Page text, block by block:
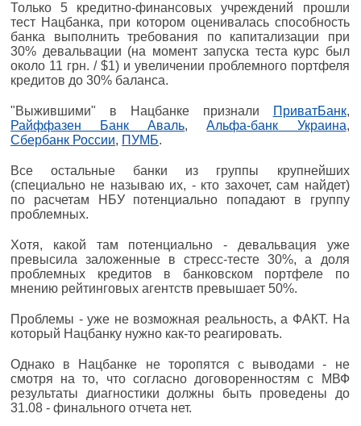
Только 5 кредитно-финансовых учреждений прошли
тест Нацбанка, при котором оценивалась способность
банка выполнить требования по капитализации при
30% девальвации (на момент запуска теста курс был
около 11 грн. / $1) и увеличении проблемного портфеля
кредитов до 30% баланса.
"Выжившими" в Нацбанке признали ПриватБанк,
Райффазен Банк Аваль,Альфа-банк Украина,
Сбербанк России, ПУМБ.
Все остальные банки из группы крупнейших
(специально не называю их, - кто захочет, сам найдет)
по расчетам НБУ потенциально попадают в группу
проблемных.
Хотя, какой там потенциально - девальвация уже
превысила заложенные в стресс-тесте 30%, а доля
проблемных кредитов в банковском портфеле по
мнению рейтинговых агентств превышает 50%.
Проблемы - уже не возможная реальность, а ФАКТ. На
который Нацбанку нужно как-то реагировать.
Однако в Нацбанке не торопятся с выводами - не
смотря на то, что согласно договоренностям с МВФ
результаты диагностики должны быть проведены до
31.08 - финального отчета нет.